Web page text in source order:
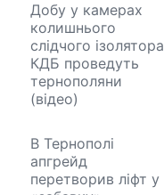
Добу у камерах
колишнього
слідчого ізолятора
КДБ проведуть
тернополяни
(відео)
В Тернополі
апгрейд
перетворив ліфт у